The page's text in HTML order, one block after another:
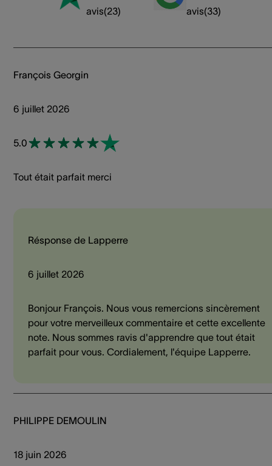
avis(23) avis(33)
François Georgin
6 juillet 2026
5.0
Tout était parfait merci
Résponse de Lapperre
6 juillet 2026
Bonjour François. Nous vous remercions sincèrement
pour votre merveilleux commentaire et cette excellente
note. Nous sommes ravis d'apprendre que tout était
parfait pour vous. Cordialement, l'équipe Lapperre.
PHILIPPE DEMOULIN
18 juin 2026